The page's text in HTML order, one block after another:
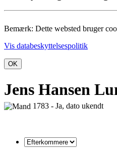
Bemærk: Dette websted bruger
Vis databeskyttelsespolitik
OK
Jens Hansen
1783 - Ja, dato ukendt